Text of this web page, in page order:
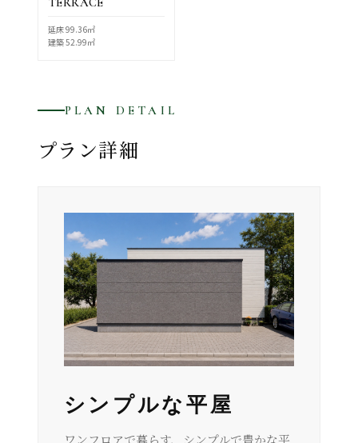
延床 99.36㎡
建築 52.99㎡
PLAN DETAIL
プラン詳細
シンプルな平屋
ワンフロアで暮らす、シンプルで豊かな平